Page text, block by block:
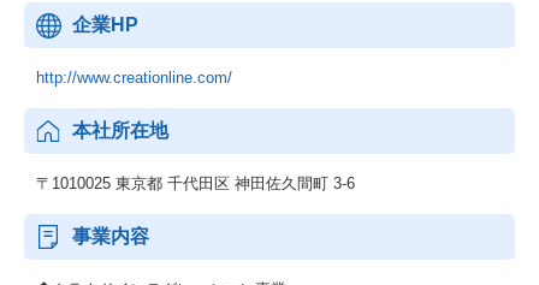
企業HP
http://www.creationline.com/
本社所在地
〒1010025 東京都 千代田区 神田佐久間町 3-6
事業内容